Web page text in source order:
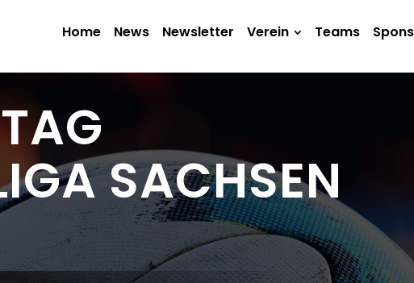
Home News Newsletter Verein Teams
SACHSEN